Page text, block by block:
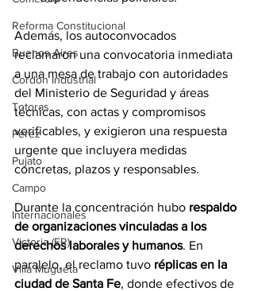
Reforma Constitucional
Buenos Aires
Cordón Industrial
Totoras
Pérez
Pujato
Campo
Internacionales
Victoria (ER)
Villa Mugueta
Además, los autoconvocados
reclamaron una convocatoria inmediata
a una mesa de trabajo con autoridades
del Ministerio de Seguridad y áreas
técnicas, con actas y compromisos
verificables, y exigieron una respuesta
urgente que incluyera medidas
concretas, plazos y responsables.
Durante la concentración hubo respaldo
de organizaciones vinculadas a los
derechos laborales y humanos. En
paralelo, el reclamo tuvo réplicas en la
ciudad de Santa Fe, donde efectivos de